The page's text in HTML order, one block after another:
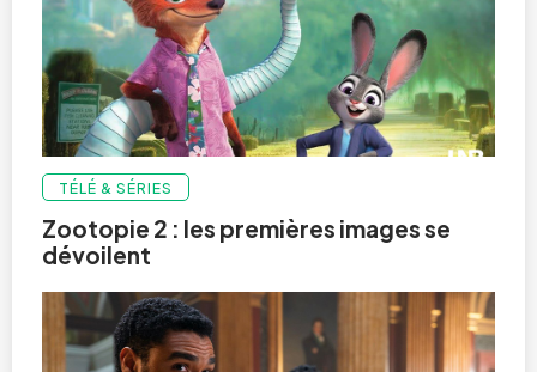
TÉLÉ & SÉRIES
Zootopie 2 : les premières images se
dévoilent